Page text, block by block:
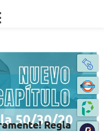
Regla